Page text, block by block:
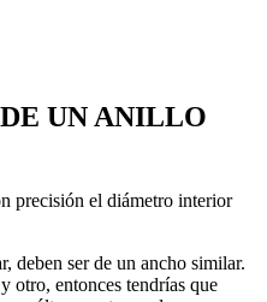
UN ANILLO
precisión el diámetro interior
deben ser de un ancho similar.
otro, entonces tendrías que